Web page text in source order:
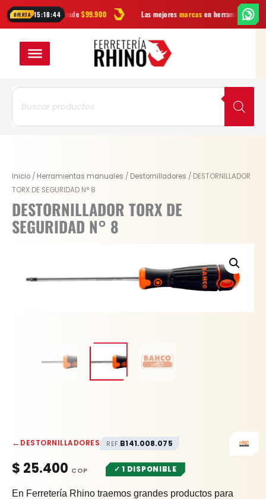
OFERTA 15:18:43
desde$99.900 Las mejoresmarcasen herramientas
Búsqueda
productos
Inicio / Herramientas manuales / Destornilladores / DESTORNILLADOR
TORX DE SEGURIDAD N° 8
DESTORNILLADOR TORX DE
SEGURIDAD N° 8
←DESTORNILLADORES REF.B141.008.075
$ 25.400 ✓ 1 DISPONIBLE
En Ferretería Rhino traemos grandes productos para
DESTORNILLADOR
TORX
DE
SEGURIDAD
N°